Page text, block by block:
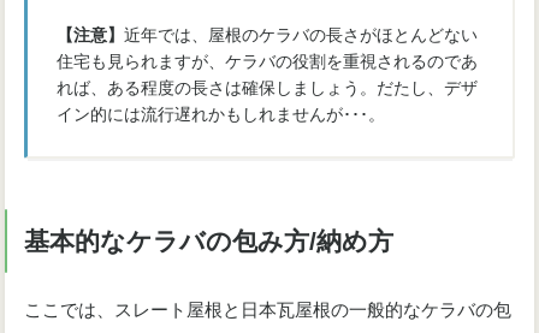
【注意】 近年では、屋根のケラバの長さがほとんどない
住宅も見られますが、ケラバの役割を重視されるのであ
れば、ある程度の長さは確保しましょう。だたし、デザ
イン的には流行遅れかもしれませんが･･･。
基本的なケラバの包み方/納め方
ここでは、スレート屋根と日本瓦屋根の一般的なケラバの包